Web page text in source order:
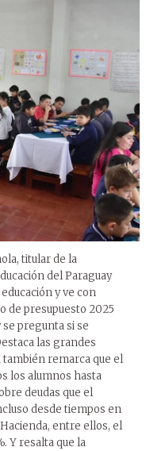
titular de la
del Paraguay
y ve con
de presupuesto 2025
pregunta si se
las grandes
remarca que el
los alumnos hasta
deudas que el
desde tiempos en
entre ellos, el
Y resalta que la